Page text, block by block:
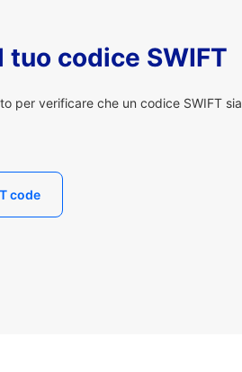
tuo codice SWIFT
per verificare che un codice SWIFT sia
code